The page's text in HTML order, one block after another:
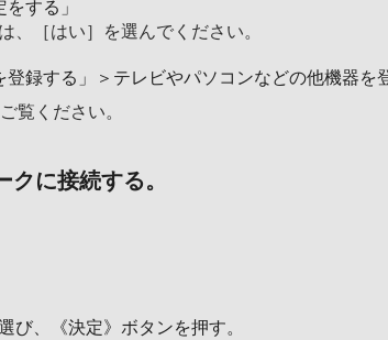
する」
、［はい］を選んでください。
登録する」＞テレビやパソコンなどの他機器を
覧ください。
に接続する。
び、《決定》ボタンを押す。